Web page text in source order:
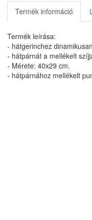
Termék információ
Termék leírása:
- hátgerinchez
- hátpárnát a mellékelt
- Mérete: 40x29 cm.
- hátpárnához mellékelt